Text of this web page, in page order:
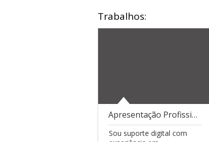
Trabalhos:
Apresentação Profissional | Suporte Digital
Sou suporte digital com